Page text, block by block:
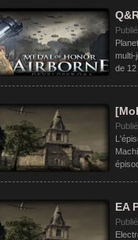
multi-
de 12
EA